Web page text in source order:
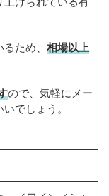
ため、 相場以上
ので、気軽にメー
でしょう。